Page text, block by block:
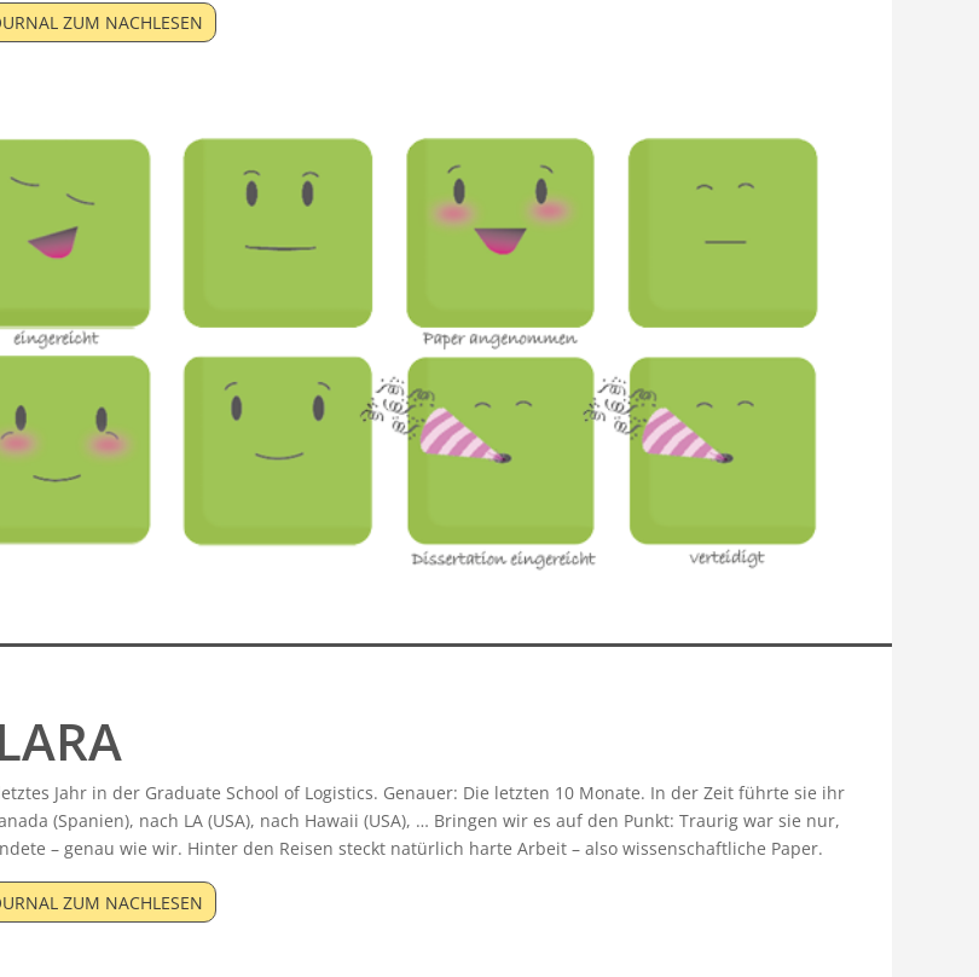
ZUM NACHLESEN
Jahr in der Graduate School of Logistics. Genauer: Die letzten 10 Monate. In der Zeit führte sie ihr
(Spanien), nach LA (USA), nach Hawaii (USA), … Bringen wir es auf den Punkt: Traurig war sie nur,
– genau wie wir. Hinter den Reisen steckt natürlich harte Arbeit – also wissenschaftliche Paper.
ZUM NACHLESEN